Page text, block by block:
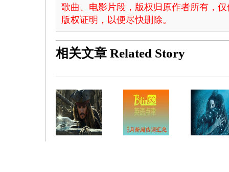
歌曲、电影片段，版权归原作者所有，
版权证明，以便尽快删除。
相关文章 Related Story